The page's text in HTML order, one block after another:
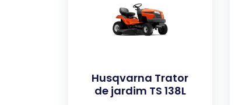
Husqvarna Trator
de jardim TS 138L